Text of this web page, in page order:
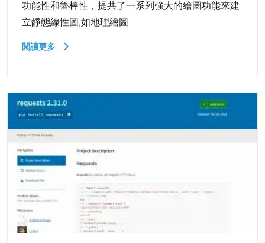
功能性和魯棒性，提共了一系列強大的繪圖功能來建
立靜態線性圖,如地理繪圖
閱讀更多